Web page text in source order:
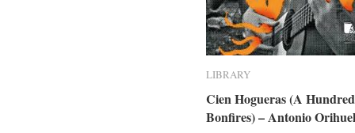
LIBRARY
Cien Hogueras (A Hundred
Bonfires) – Antonio
LIBRARY
Cien Hogueras (A Hundred
Bonfires) – Antonio